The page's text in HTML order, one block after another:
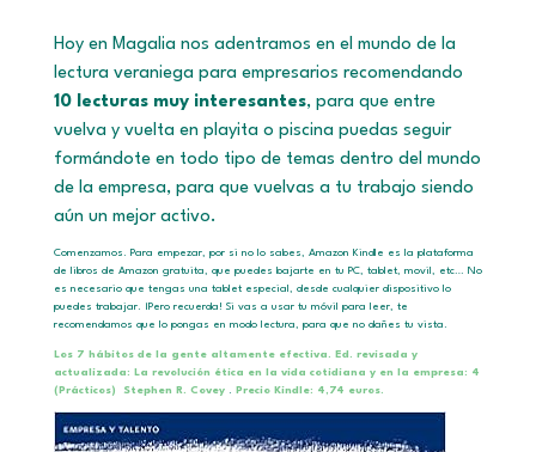
Hoy en Magalia nos adentramos en el mundo de la
lectura veraniega para empresarios recomendando
10 lecturas muy interesantes, para que entre
vuelva y vuelta en playita o piscina puedas seguir
formándote en todo tipo de temas dentro del mundo
de la empresa, para que vuelvas a tu trabajo siendo
aún un mejor activo.
Comenzamos. Para empezar, por si no lo sabes, Amazon Kindle es la plataforma
de libros de Amazon gratuita, que puedes bajarte en tu PC, tablet, movil, etc… No
es necesario que tengas una tablet especial, desde cualquier dispositivo lo
puedes trabajar. ¡Pero recuerda! Si vas a usar tu móvil para leer, te
recomendamos que lo pongas en modo lectura, para que no dañes tu vista.
Los 7 hábitos de la gente altamente efectiva. Ed. revisada y
actualizada: La revolución ética en la vida cotidiana y en la empresa: 4
(Prácticos)
Stephen R. Covey . Precio Kindle: 4,74 euros.